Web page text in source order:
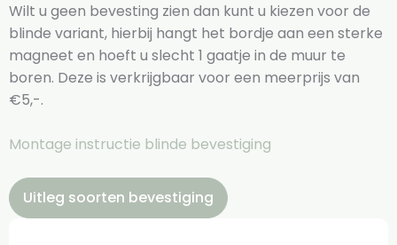
Wilt u geen bevesting zien dan kunt u kiezen voor de
blinde variant, hierbij hangt het bordje aan een sterke
magneet en hoeft u slecht 1 gaatje in de muur te
boren. Deze is verkrijgbaar voor een meerprijs van
€5,-.
Montage instructie blinde bevestiging
Uitleg soorten bevestiging